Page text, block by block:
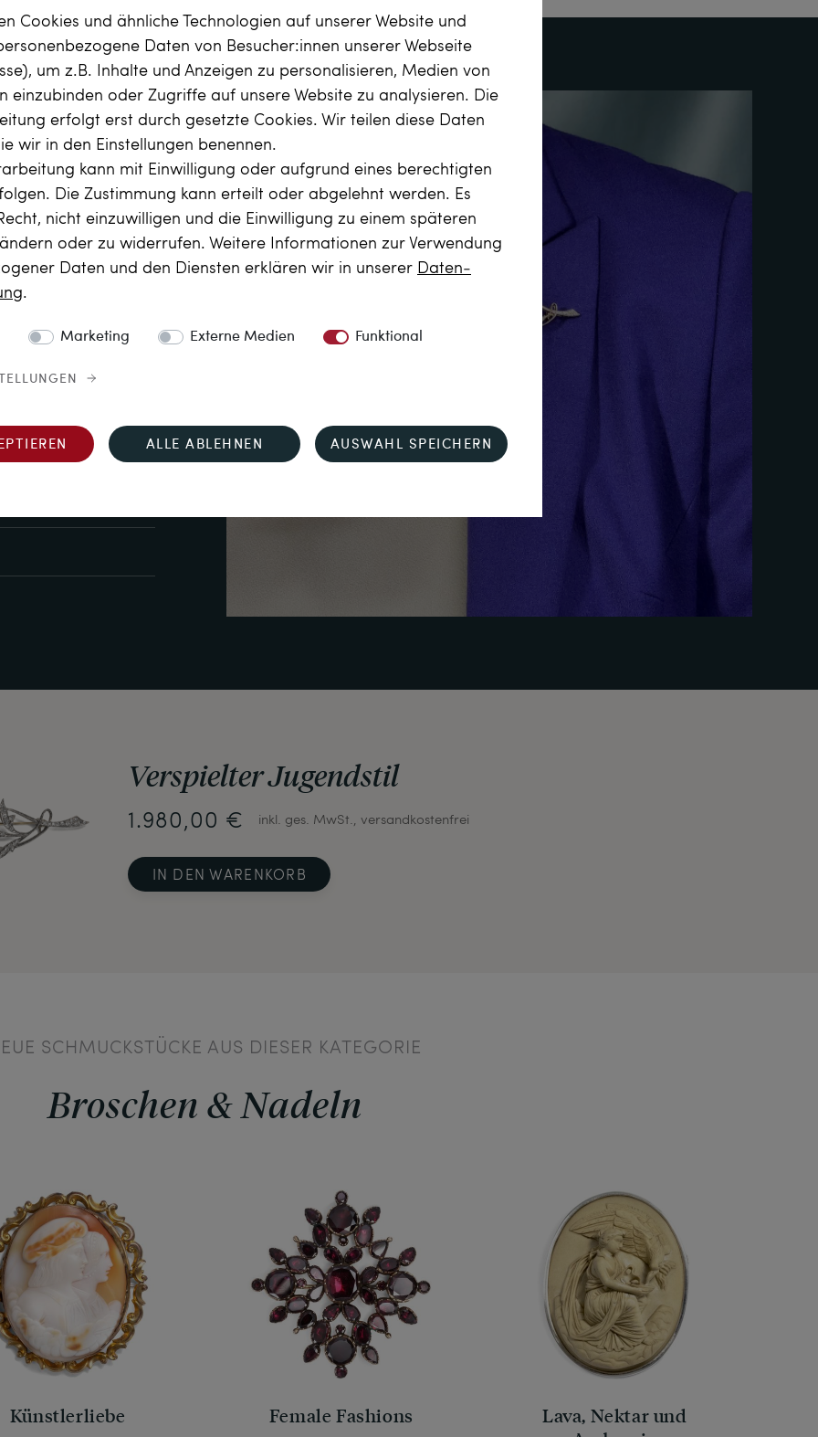
über 48 Millionen
lautete das offizielle
doch statt eines
der auf den Bruch mit
der bereits in ganz
auf dieser großen
Formen zu sehen und
zus. ca.
ct), Weiß
(Crystal, J), si–pi
Verspielter Jugendstil
1.980,00 € inkl. ges. MwSt., versandkostenfrei
IN DEN WARENKORB
SCHMUCKSTÜCKE AUS DIESER KATEGORIE
Broschen & Nadeln
Künstlerliebe Female Fashions
Lava, Nektar und
Cookies und ähnliche Technologien auf unserer Website und
Daten von Besucher:innen unserer Webseite
um z.B. Inhalte und Anzeigen zu personalisieren, Medien von
einzubinden oder Zugriffe auf unsere Website zu analysieren. Die
erfolgt erst durch gesetzte Cookies. Wir teilen diese Daten
wir in den Einstellungen benennen.
kann mit Einwilligung oder aufgrund eines berechtigten
Die Zustimmung kann erteilt oder abgelehnt werden. Es
nicht einzuwilligen und die Einwilligung zu einem späteren
oder zu widerrufen. Weitere Informationen zur Verwendung
Daten und den Diensten erklären wir in unserer Daten­
.
Marketing Externe Medien Funktional
ALLE ABLEHNEN AUSWAHL SPEICHERN